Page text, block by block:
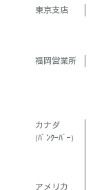
東京支店
福岡営業所
カナダ
(ﾊﾞﾝｸｰﾊﾞｰ)
アメリカ